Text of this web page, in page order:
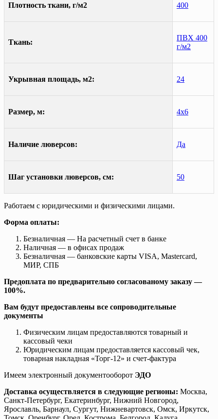
Плотность ткани, г/м2 400
Ткань:
ПВХ 400
г/м2
Укрывная площадь, м2: 24
Размер, м: 4х6
Наличие люверсов: Да
Шаг установки люверсов, см: 50
Работаем с юридическими и физическими лицами.
Форма оплаты:
Безналичная — На расчетный счет в банке
Наличная — в офисах продаж
Безналичная — банковские карты VISA, Mastercard,
МИР, СПБ
Предоплата по предварительно согласованому заказу —
100%.
Вам будут предоставлены все сопроводительные
документы
Физическим лицам предоставляются товарный и
кассовый чеки
Юридическим лицам предоставляется кассовый чек,
товарная накладная «Торг-12» и счет-фактура
Имеем электронный документооборот ЭДО
Доставка осуществляется в следующие регионы: Москва,
Санкт-Петербург, Екатеринбург, Нижний Новгород,
Ярославль, Барнаул, Сургут, Нижневартовск, Омск, Иркутск,